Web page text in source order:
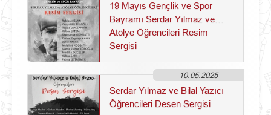
19 Mayıs Gençlik ve Spor
Bayramı Serdar Yılmaz ve
Atölye Öğrencileri Resim
Sergisi
10.05.2025
Serdar Yılmaz ve Bilal Yazıcı
Öğrencileri Desen Sergisi